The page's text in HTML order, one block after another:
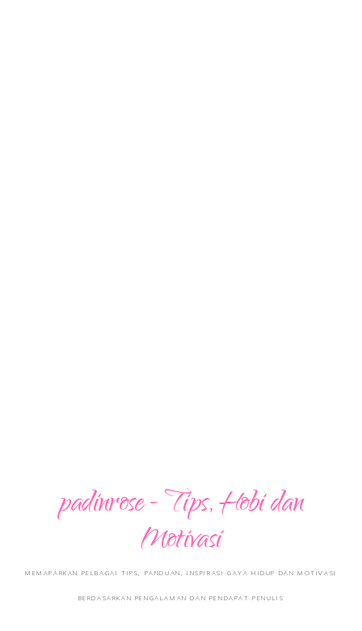
padinrose - Tips, Hobi dan
Motivasi
MEMAPARKAN PELBAGAI TIPS, PANDUAN, INSPIRASI GAYA HIDUP DAN MOTIVASI
BERDASARKAN PENGALAMAN DAN PENDAPAT PENULIS